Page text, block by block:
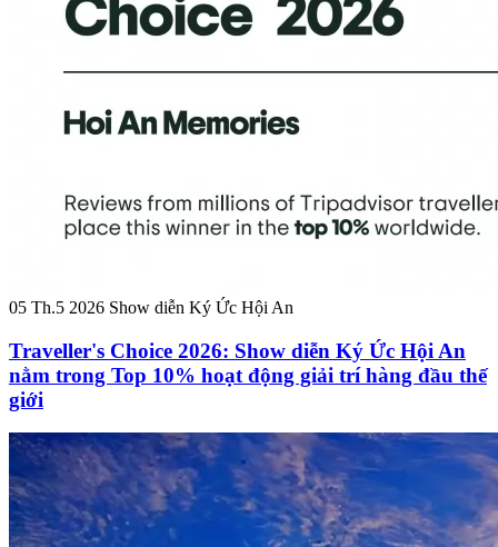
05 Th.5 2026 Show diễn Ký Ức Hội An
Traveller's Choice 2026: Show diễn Ký Ức Hội An
nằm trong Top 10% hoạt động giải trí hàng đầu thế
giới